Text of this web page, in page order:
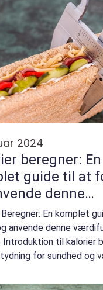
2024
beregner: En
guide til at
denne
redskab
En komplet
anvende denne
Introduktion til kalorier
for sundhed og
for at opretholde